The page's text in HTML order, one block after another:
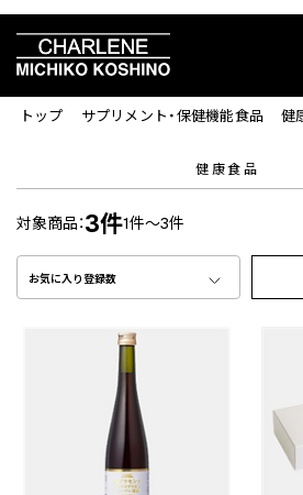
トップ サプリメント・保健機能食品 健
健康食品
対象商品：3件1件～3件
お気に入り登録数